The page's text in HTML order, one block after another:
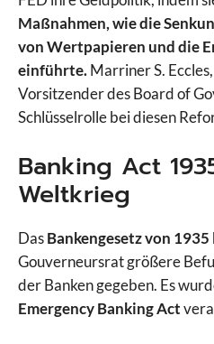
Maßnahmen, wie die
von Wertpapieren und die
einführte.Marriner S.
Vorsitzender des Board of
Schlüsselrolle bei diesen
Banking Act
Weltkrieg
DasBankengesetz von 1935
Gouverneursrat größere
der Banken gegeben. Es
Emergency Banking Act